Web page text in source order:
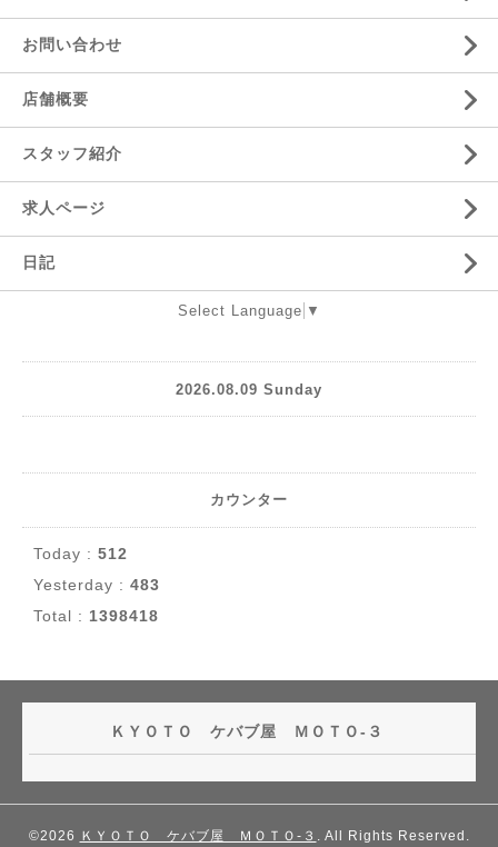
お問い合わせ
店舗概要
スタッフ紹介
求人ページ
日記
Select Language ▼
2026.08.09 Sunday
カウンター
Today : 512
Yesterday : 483
Total : 1398418
ＫＹＯＴＯ ケバブ屋 ＭＯＴＯ-３
©2026 ＫＹＯＴＯ ケバブ屋 ＭＯＴＯ-３ . All Rights Reserved.